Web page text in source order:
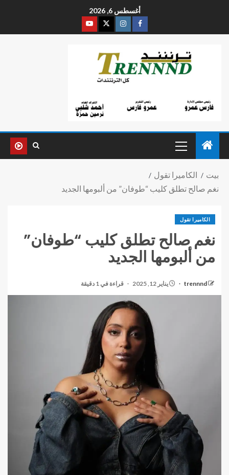
أغسطس 6, 2026
بيت
الكاميرا تقول
نغم صالح تطلق كليب “طوفان” من ألبومها الجديد
الكاميرا تقول
نغم صالح تطلق كليب “طوفان”
من ألبومها الجديد
trennnd يناير 12, 2025 قراءة في 1 دقيقة